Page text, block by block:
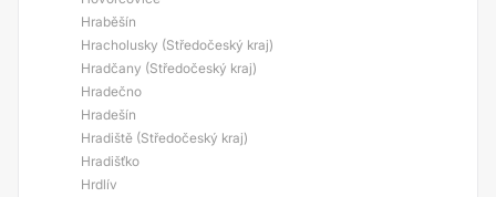
Hraběšín
Hracholusky (Středočeský kraj)
Hradčany (Středočeský kraj)
Hradečno
Hradešín
Hradiště (Středočeský kraj)
Hradišťko
Hrdlív